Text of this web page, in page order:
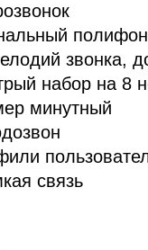
звонка,
набор на 8
минутный
связь